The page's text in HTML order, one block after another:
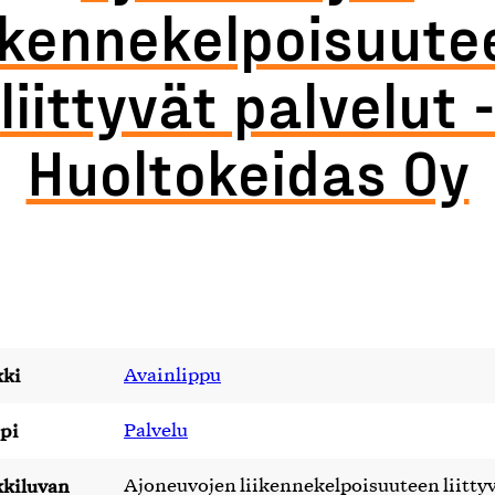
liittyvät palvelut -
Huoltokeidas Oy
Avainlippu
Palvelu
Ajoneuvojen liikennekelpoisuuteen